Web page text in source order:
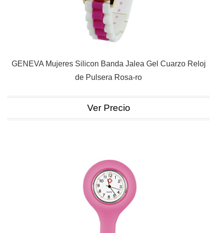
GENEVA Mujeres Silicon Banda Jalea Gel Cuarzo Reloj
de Pulsera Rosa-ro
Ver Precio